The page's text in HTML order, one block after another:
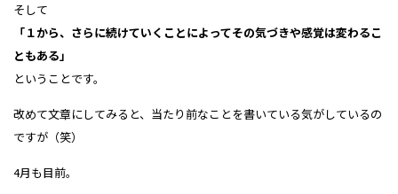
そして
「１から、さらに続けていくことによってその気づきや感覚は変わるこ
ともある」
ということです。
改めて文章にしてみると、当たり前なことを書いている気がしているの
ですが（笑）
4月も目前。